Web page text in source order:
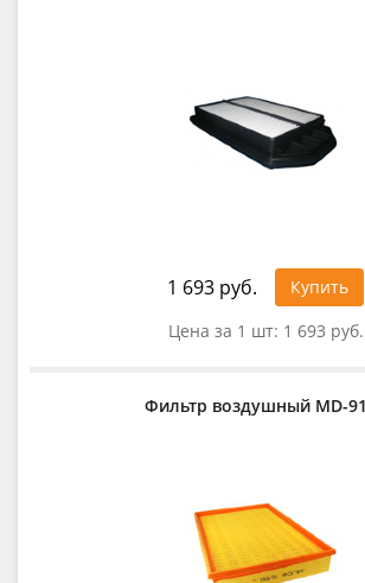
1 693 руб.
Купить
Цена за 1 шт: 1 693 руб.
Фильтр воздушный MD-